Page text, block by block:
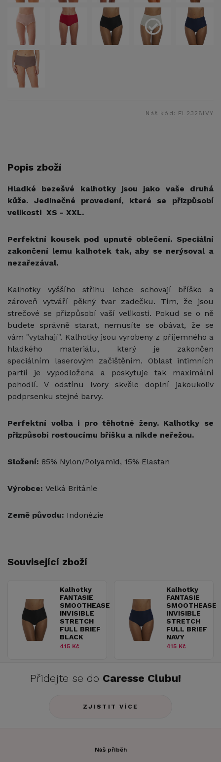
Náš kód: FL2328IVY
Popis zboží
Hladké bezešvé kalhotky jsou jako vaše druhá
kůže. Jedinečné provedení, které se přizpůsobí
velikosti XS - XXL.
Perfektní kousek pod upnuté oblečení. Speciální
zakončení lemu kalhotek tak, aby se nerýsoval a
nezařezával.
Kalhotky vyššího střihu lehce schovají bříško a
zároveň vytváří pěkný tvar zadečku. Tím, že jsou
strečové se přizpůsobí vaší velikosti. Pokud se o ně
budete správně starat, nemusíte se obávat, že se
vám "vytahají". Kalhotky jsou vyrobeny z příjemného a
hladkého materiálu, který je zakončen
speciálním laserovým začištěním. Oblast intimních
partií je vypodložena a poskytuje tak maximální
pohodlí. V odstínu Ivory skvěle doplní jakoukoliv
podprsenku stejné barvy.
Perfektní volba i pro těhotné ženy. Kalhotky se
přizpůsobí rostoucímu bříšku a nikde neřežou.
Složení: 85% Nylon/Polyamid, 15% Elastan
Výrobce: Velká Británie
Země původu: Indonézie
Související zboží
Kalhotky
FANTASIE
SMOOTHEASE
INVISIBLE
STRETCH
FULL BRIEF
BLACK
415 Kč
Kalhotky
FANTASIE
SMOOTHEASE
INVISIBLE
STRETCH
FULL BRIEF
NAVY
415 Kč
Přidejte se do Caresse Clubu!
ZJISTIT VÍCE
Náš příběh